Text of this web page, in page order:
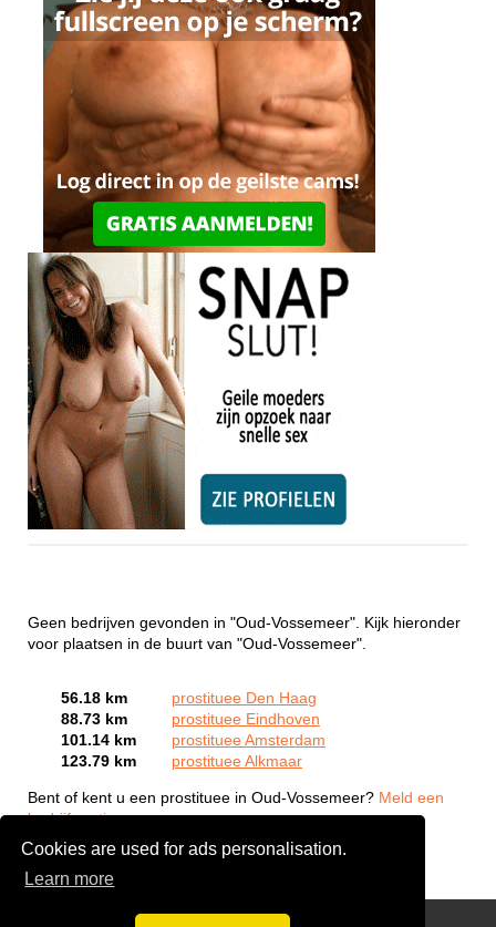
Cookies are used for ads personalisation.
Learn more
Geen bedrijven gevonden in "Oud-Vossemeer". Kijk hieronder
voor plaatsen in de buurt van "Oud-Vossemeer".
56.18 km
prostituee Den Haag
88.73 km
prostituee Eindhoven
101.14 km
prostituee Amsterdam
123.79 km
prostituee Alkmaar
Bent of kent u een prostituee in Oud-Vossemeer? Meld een
bedrijf gratis aan